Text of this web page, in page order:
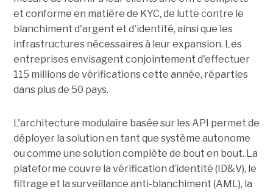
et conforme en matière de KYC, de lutte contre le
blanchiment d'argent et d'identité, ainsi que les
infrastructures nécessaires à leur expansion. Les
entreprises envisagent conjointement d'effectuer
115 millions de vérifications cette année, réparties
dans plus de 50 pays.
L'architecture modulaire basée sur les API permet de
déployer la solution en tant que système autonome
ou comme une solution complète de bout en bout. La
plateforme couvre la vérification d’identité (ID&V), le
filtrage et la surveillance anti-blanchiment (AML), la